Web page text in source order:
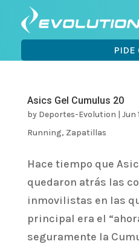
PIDE
Asics Gel Cumulus 20
by Deportes-Evolution | Jun
Running, Zapatillas
Hace tiempo que
quedaron atrás las
inmovilistas en las
principal era el
seguramente la